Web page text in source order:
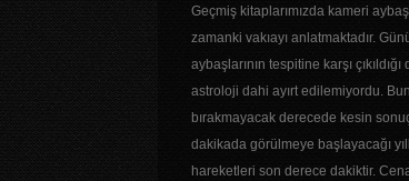
Geçmiş kitaplarımızda kameri
zamanki vakıayı anlatmaktadır.
aybaşlarının tespitine karşı
astroloji dahi ayırt edilemiyordu.
bırakmayacak derecede kesin
dakikada görülmeye başlayacağı
hareketleri son derece dakiktir.